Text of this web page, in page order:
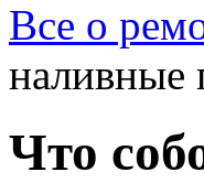
Все о
наливные
Что